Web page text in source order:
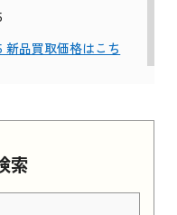
索
新品買取価格はこち
新品買取価格はこ